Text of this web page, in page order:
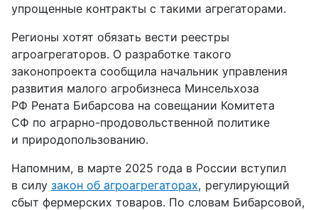
упрощенные контракты с такими агрегаторами.
Регионы хотят обязать вести реестры
агроагрегаторов. О разработке такого
законопроекта сообщила начальник управления
развития малого агробизнеса Минсельхоза
РФ Рената Бибарсова на совещании Комитета
СФ по аграрно-продовольственной политике
и природопользованию.
Напомним, в марте 2025 года в России вступил
в силу закон об агроагрегаторах, регулирующий
сбыт фермерских товаров. По словам Бибарсовой,